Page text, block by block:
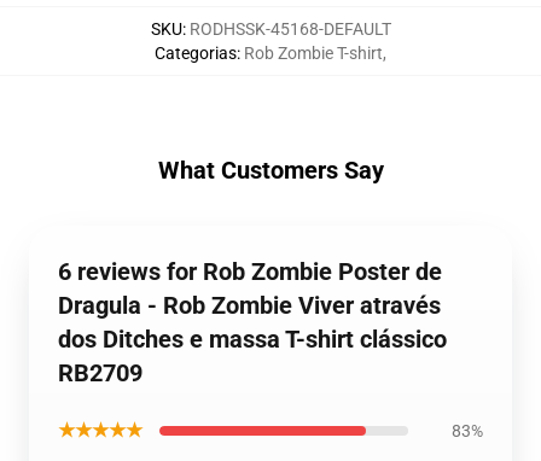
SKU: RODHSSK-45168-DEFAULT
Categorias: Rob Zombie T-shirt,
What Customers Say
6 reviews for Rob Zombie Poster de
Dragula - Rob Zombie Viver através
dos Ditches e massa T-shirt clássico
RB2709
★★★★★ 83%